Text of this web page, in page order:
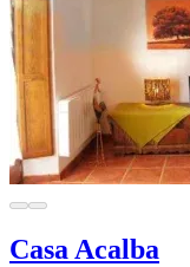
Casa Acalba